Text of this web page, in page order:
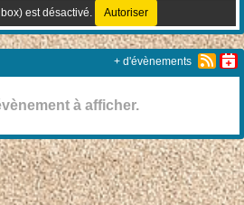
est désactivé. Autoriser
à afficher.
+ d'évènements